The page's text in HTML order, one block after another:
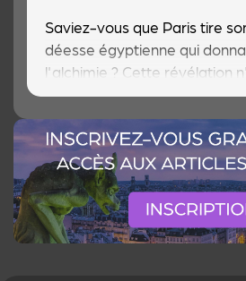
Saviez-vous que Paris tire
déesse égyptienne qui
l'alchimie ? Cette révélation
première d'une longue série
recèle Notre-Dame de
seulement un chef-d'œuvre
cathédrale dissimule dans sa
véritable traité d'alchimie à
symboles hermétiques
des légendes mystérieuses
construction, et des maîtres